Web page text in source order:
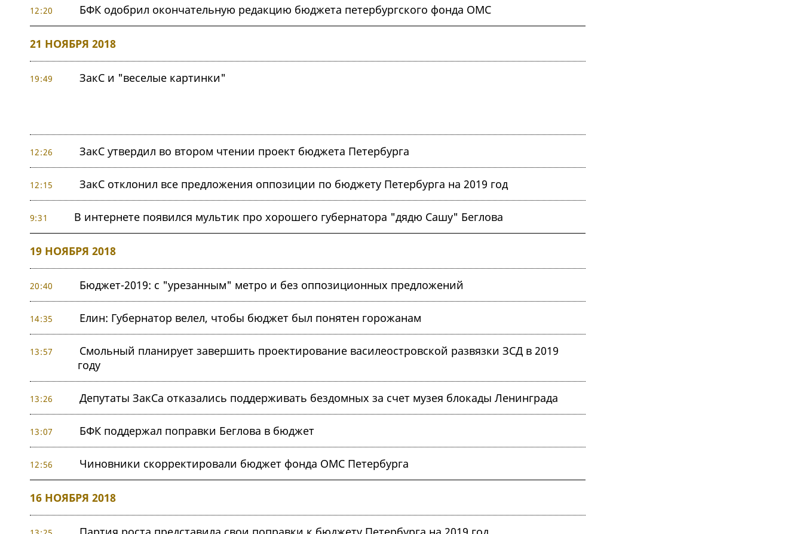
12:20 БФК одобрил окончательную редакцию бюджета петербургского фонда ОМС
21 НОЯБРЯ 2018
19:49 ЗакС и "веселые картинки"
12:26 ЗакС утвердил во втором чтении проект бюджета Петербурга
12:15 ЗакС отклонил все предложения оппозиции по бюджету Петербурга на 2019 год
9:31 В интернете появился мультик про хорошего губернатора "дядю Сашу" Беглова
19 НОЯБРЯ 2018
20:40 Бюджет-2019: с "урезанным" метро и без оппозиционных предложений
14:35 Елин: Губернатор велел, чтобы бюджет был понятен горожанам
13:57
Смольный планирует завершить проектирование василеостровской развязки ЗСД в 2019
году
13:26 Депутаты ЗакСа отказались поддерживать бездомных за счет музея блокады Ленинграда
13:07 БФК поддержал поправки Беглова в бюджет
12:56 Чиновники скорректировали бюджет фонда ОМС Петербурга
16 НОЯБРЯ 2018